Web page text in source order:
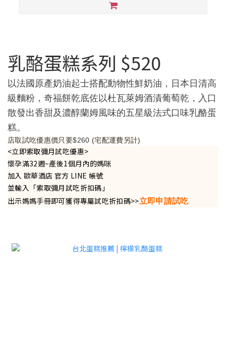
乳酪蛋糕系列 $520
以法國原產奶油起士搭配動物性鮮奶油，日本日清高
級麵粉，奇福餅乾底佐以杜瓦萊姆酒漬葡萄乾，入口
散發出香甜及濃醇蘭姆風味的五星級法式口味乳酪蛋
糕。
店取試吃優惠價只要$260 (宅配運費另計)
<立即索取彌月試吃優惠>
懷孕滿32週~產後1個月內的媽咪
加入 歐華酒店 官方 LINE 帳號
並輸入「索取彌月試吃折扣碼」
出示媽媽手冊即可獲得專屬試吃折扣碼>>立即申請試吃